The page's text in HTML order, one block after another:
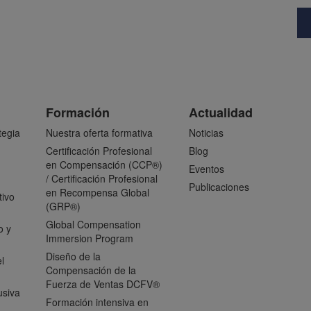
y
Formación
Nuestra oferta formativa
Certificación Profesional
en Compensación (CCP®)
/ Certificación Profesional
en Recompensa Global
(GRP®)
Global Compensation
Immersion Program
Diseño de la
Compensación de la
Fuerza de Ventas DCFV®
Formación intensiva en
Actualidad
Noticias
Blog
Eventos
Publicaciones